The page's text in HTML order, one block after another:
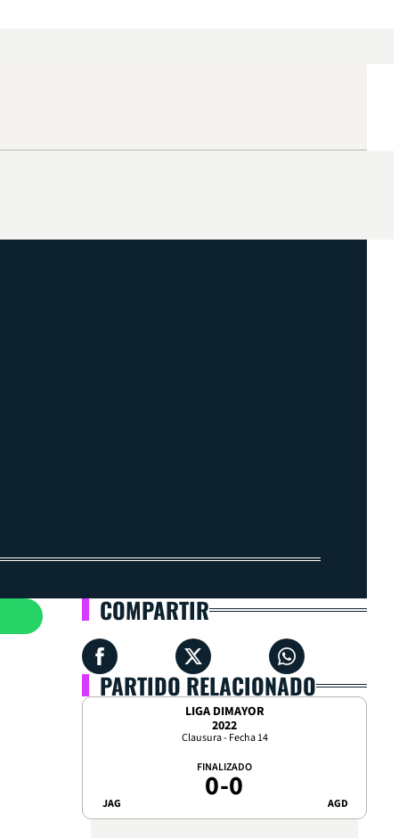
COMPARTIR
PARTIDO RELACIONADO
LIGA DIMAYOR
2022
Clausura - Fecha 14
JAG
FINALIZADO
0-0 AGD